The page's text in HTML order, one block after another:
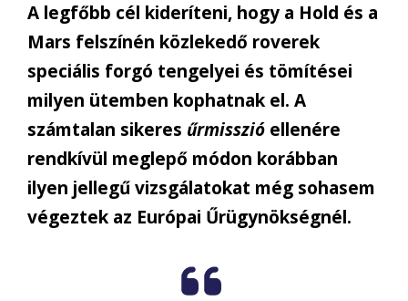
A legfőbb cél kideríteni, hogy a Hold és a
Mars felszínén közlekedő roverek
speciális forgó tengelyei és tömítései
milyen ütemben kophatnak el. A
számtalan sikeres űrmisszió ellenére
rendkívül meglepő módon korábban
ilyen jellegű vizsgálatokat még sohasem
végeztek az Európai Űrügynökségnél.